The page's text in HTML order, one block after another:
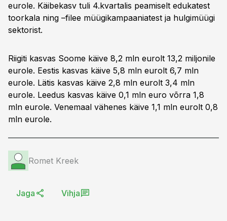
eurole. Käibekasv tuli 4.kvartalis peamiselt edukatest
toorkala ning –filee müügikampaaniatest ja hulgimüügi
sektorist.
Riigiti kasvas Soome käive 8,2 mln eurolt 13,2 miljonile
eurole. Eestis kasvas käive 5,8 mln eurolt 6,7 mln
eurole. Lätis kasvas käive 2,8 mln eurolt 3,4 mln
eurole. Leedus kasvas käive 0,1 mln euro võrra 1,8
mln eurole. Venemaal vähenes käive 1,1 mln eurolt 0,8
mln eurole.
Romet Kreek
Jaga Vihja